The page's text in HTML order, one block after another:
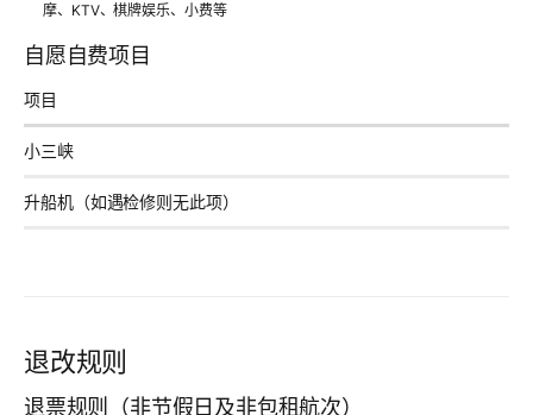
摩、KTV、棋牌娱乐、小费等
自愿自费项目
项目
小三峡
升船机（如遇检修则无此项）
退改规则
退票规则（非节假日及非包租航次）